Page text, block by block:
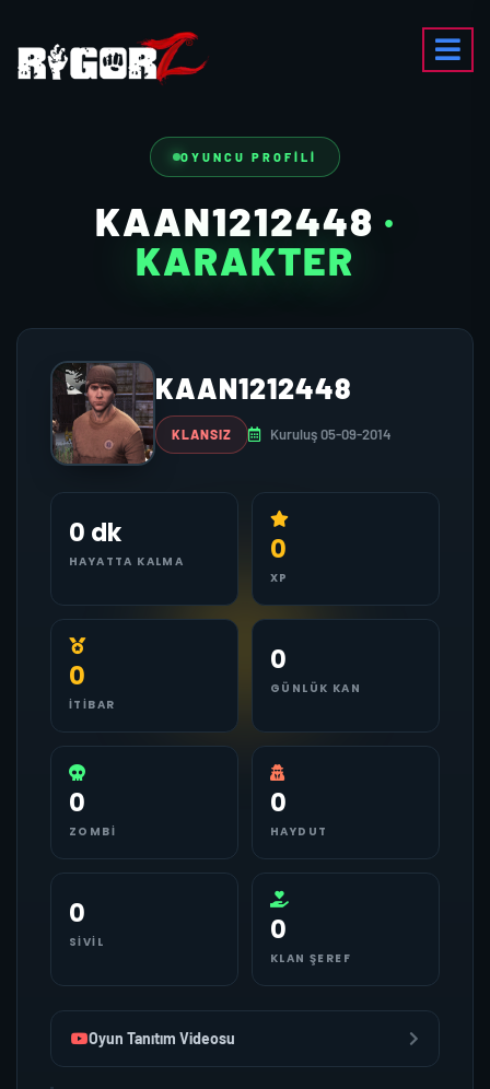
OYUNCU PROFILI
KAAN1212448 ·
KARAKTER
KAAN1212448
KLANSIZ Kuruluş 05-09-2014
0 dk
HAYATTA KALMA 0
XP
0
İTIBAR
0
GÜNLÜK KAN
0
ZOMBI
0
HAYDUT
0
SIVIL 0
KLAN ŞEREF
Oyun Tanıtım Videosu